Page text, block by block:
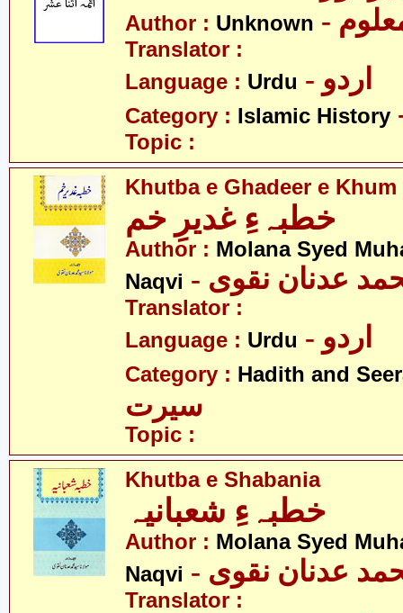
Author : Unknown
Translator :
Language : Urdu - اردو
Category : Islamic History
Topic :
Khutba e Ghadeer e Khum
خطبہءِ غدیرِ خم
Author : Molana Syed
Naqvi
عدنان نقوی
Translator :
Language : Urdu - اردو
Category : Hadith and
سیرت
Topic :
Khutba e Shabania
خطبہءِ شعبانیہ
Author : Molana Syed
Naqvi
عدنان نقوی
Translator :